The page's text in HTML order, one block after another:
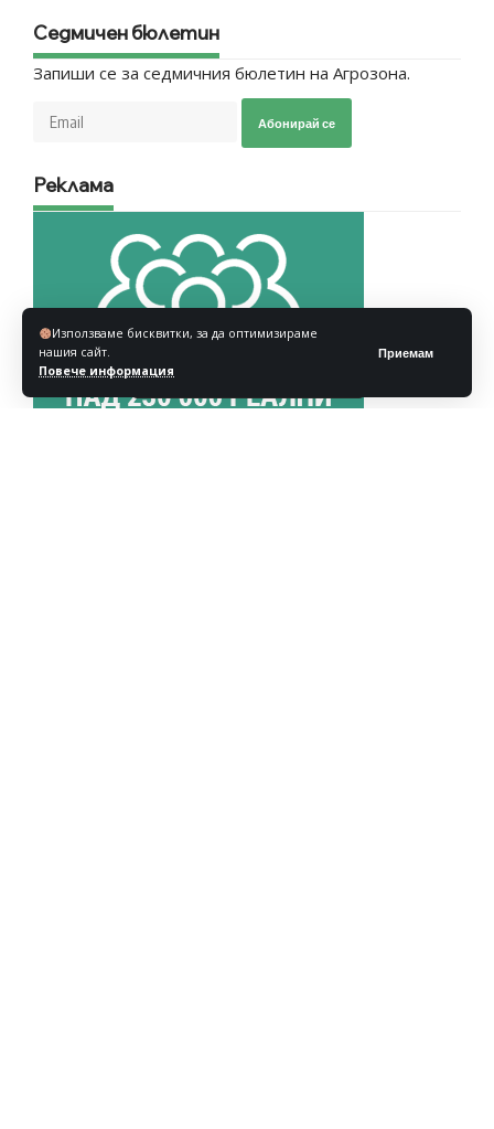
Използваме бисквитки, за да оптимизираме
нашия сайт.
Повече информация
Приемам
Седмичен бюлетин
Запиши се за седмичния бюлетин на Агрозона.
Абонирай се
Реклама